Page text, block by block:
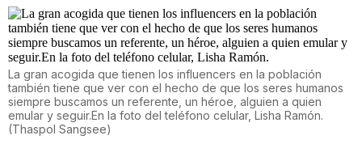
La gran acogida que tienen los influencers en la población
también tiene que ver con el hecho de que los seres humanos
siempre buscamos un referente, un héroe, alguien a quien
emular y seguir.En la foto del teléfono celular, Lisha Ramón.
(Thaspol Sangsee)